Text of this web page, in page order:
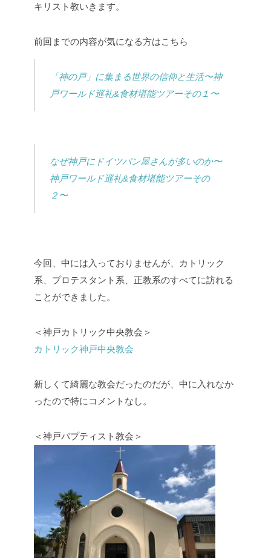
キリスト教いきます。
前回までの内容が気になる方はこちら
「神の戸」に集まる世界の信仰と生活〜神
戸ワールド巡礼&食材堪能ツアーその１〜
なぜ神戸にドイツパン屋さんが多いのか〜
神戸ワールド巡礼&食材堪能ツアーその
２〜
今回、中には入っておりませんが、カトリック
系、プロテスタント系、正教系のすべてに訪れる
ことができました。
＜神戸カトリック中央教会＞
カトリック神戸中央教会
新しくて綺麗な教会だったのだが、中に入れなか
ったので特にコメントなし。
＜神戸バプティスト教会＞